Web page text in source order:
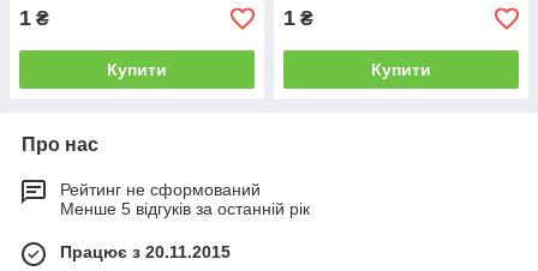
1 ₴
Купити
1 ₴
Купити
Про нас
Рейтинг не сформований
Менше 5 відгуків за останній рік
Працює з 20.11.2015